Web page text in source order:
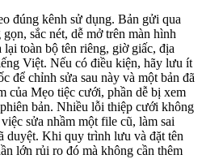
đúng kênh sử dụng. Bản gửi qua
sắc nét, dễ mở trên màn hình
toàn bộ tên riêng, giờ giấc, địa
Việt. Nếu có điều kiện, hãy lưu ít
để chỉnh sửa sau này và một bản đã
của Mẹo tiệc cưới, phần dễ bị xem
bản. Nhiều lỗi thiệp cưới không
sửa nhầm một file cũ, làm sai
duyệt. Khi quy trình lưu và đặt tên
lớn rủi ro đó mà không cần thêm